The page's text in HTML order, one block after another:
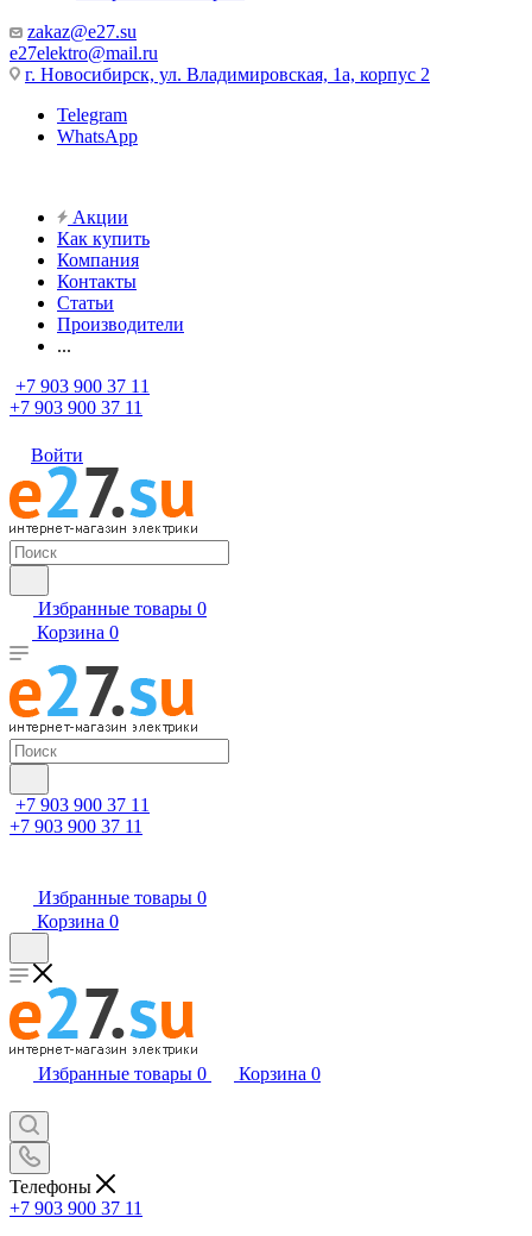
zakaz@e27.su
e27elektro@mail.ru
г. Новосибирск, ул. Владимировская, 1а, корпус 2
Telegram
WhatsApp
Акции
Как купить
Компания
Контакты
Статьи
Производители
...
+7 903 900 37 11
+7 903 900 37 11
Войти
Избранные товары 0
Корзина 0
+7 903 900 37 11
+7 903 900 37 11
Избранные товары 0
Корзина 0
Избранные товары 0 Корзина 0
Телефоны
+7 903 900 37 11